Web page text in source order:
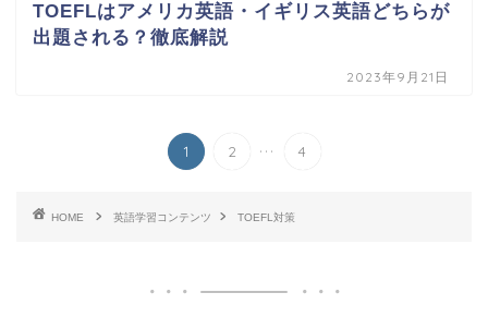
TOEFLはアメリカ英語・イギリス英語どちらが
出題される？徹底解説
2023年9月21日
1 2 ... 4
HOME 英語学習コンテンツ TOEFL対策